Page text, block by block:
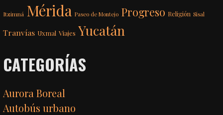
Itzimná Mérida Paseo de Montejo Progreso Religión Sisal
Tranvías Uxmal Viajes Yucatán
CATEGORÍAS
Aurora Boreal
Autobús urbano